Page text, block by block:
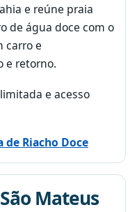
e reúne praia
de água doce com o
carro e
e retorno.
e acesso
Riacho Doce
Mateus